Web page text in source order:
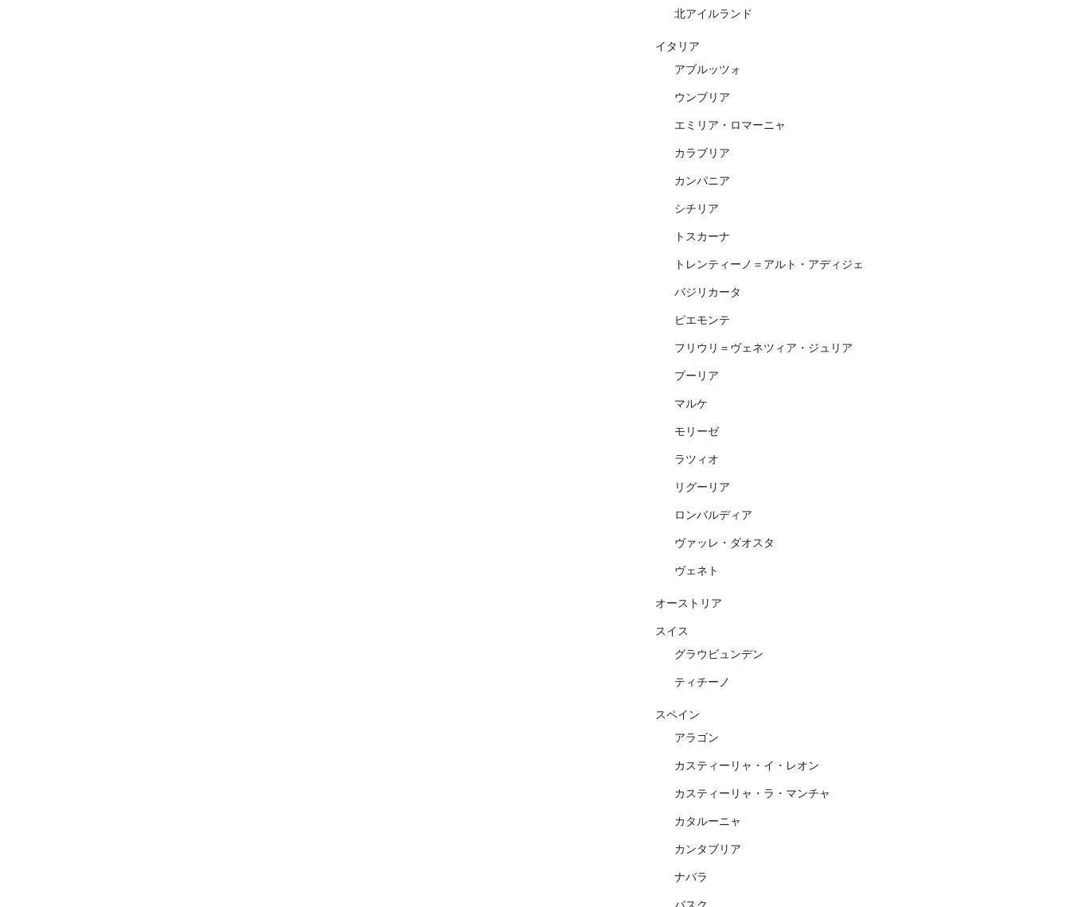
北アイルランド
イタリア
アブルッツォ
ウンブリア
エミリア・ロマーニャ
カラブリア
カンパニア
シチリア
トスカーナ
トレンティーノ＝アルト・アディジェ
バジリカータ
ピエモンテ
フリウリ＝ヴェネツィア・ジュリア
プーリア
マルケ
モリーゼ
ラツィオ
リグーリア
ロンバルディア
ヴァッレ・ダオスタ
ヴェネト
オーストリア
スイス
グラウビュンデン
ティチーノ
スペイン
アラゴン
カスティーリャ・イ・レオン
カスティーリャ・ラ・マンチャ
カタルーニャ
カンタブリア
ナバラ